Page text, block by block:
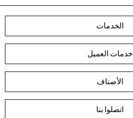
الخدمات
خدمات العميل
الأصناف
اتصلوا بنا